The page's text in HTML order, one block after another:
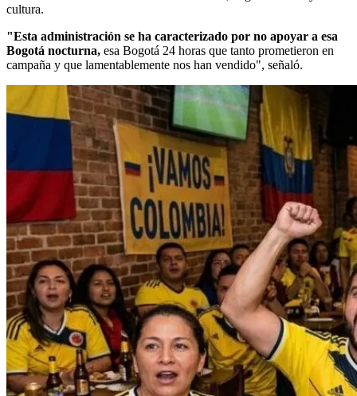
cultura.
"Esta administración se ha caracterizado por no apoyar a esa
Bogotá nocturna, esa Bogotá 24 horas que tanto prometieron en
campaña y que lamentablemente nos han vendido", señaló.